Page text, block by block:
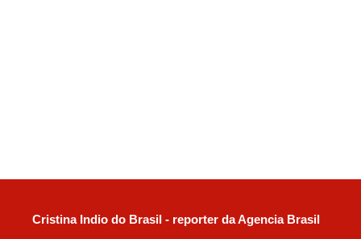
Cristina Indio do Brasil - reporter da Agencia Brasil